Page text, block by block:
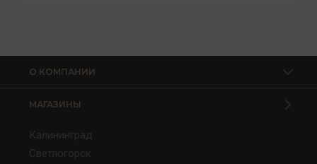
О КОМПАНИИ
МАГАЗИНЫ
Калининград
Светлогорск